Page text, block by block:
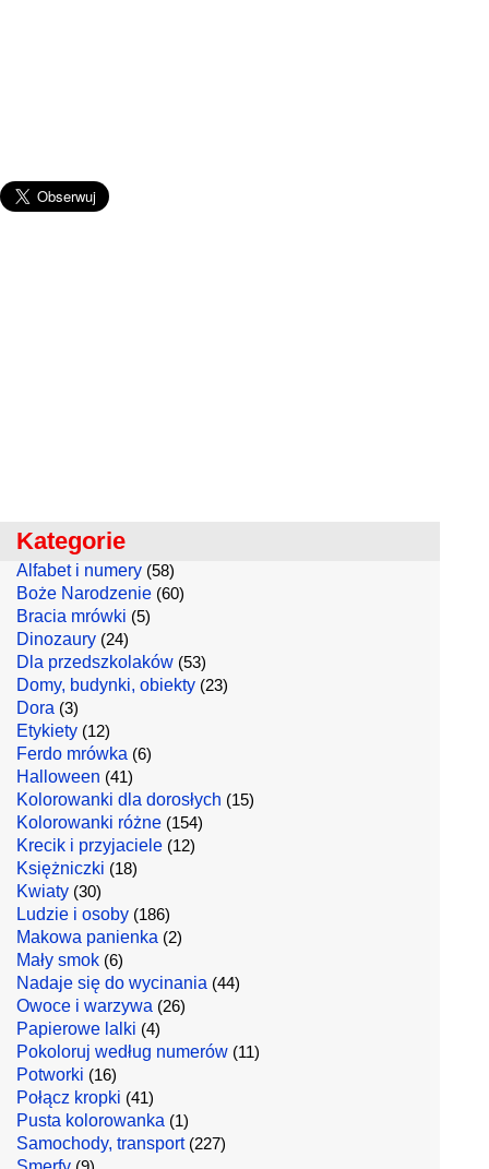
Kategorie
Alfabet i numery (58)
Boże Narodzenie (60)
Bracia mrówki (5)
Dinozaury (24)
Dla przedszkolaków (53)
Domy, budynki, obiekty (23)
Dora (3)
Etykiety (12)
Ferdo mrówka (6)
Halloween (41)
Kolorowanki dla dorosłych (15)
Kolorowanki różne (154)
Krecik i przyjaciele (12)
Księżniczki (18)
Kwiaty (30)
Ludzie i osoby (186)
Makowa panienka (2)
Mały smok (6)
Nadaje się do wycinania (44)
Owoce i warzywa (26)
Papierowe lalki (4)
Pokoloruj według numerów (11)
Potworki (16)
Połącz kropki (41)
Pusta kolorowanka (1)
Samochody, transport(227)